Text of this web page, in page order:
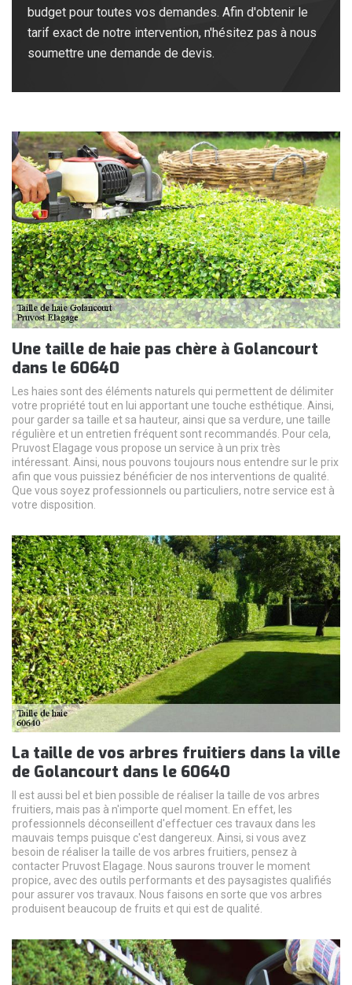
budget pour toutes vos demandes. Afin d'obtenir le
tarif exact de notre intervention, n'hésitez pas à nous
soumettre une demande de devis.
Une taille de haie pas chère à Golancourt
dans le 60640
Les haies sont des éléments naturels qui permettent de délimiter
votre propriété tout en lui apportant une touche esthétique. Ainsi,
pour garder sa taille et sa hauteur, ainsi que sa verdure, une taille
régulière et un entretien fréquent sont recommandés. Pour cela,
Pruvost Elagage vous propose un service à un prix très
intéressant. Ainsi, nous pouvons toujours nous entendre sur le prix
afin que vous puissiez bénéficier de nos interventions de qualité.
Que vous soyez professionnels ou particuliers, notre service est à
votre disposition.
La taille de vos arbres fruitiers dans la ville
de Golancourt dans le 60640
Il est aussi bel et bien possible de réaliser la taille de vos arbres
fruitiers, mais pas à n'importe quel moment. En effet, les
professionnels déconseillent d'effectuer ces travaux dans les
mauvais temps puisque c'est dangereux. Ainsi, si vous avez
besoin de réaliser la taille de vos arbres fruitiers, pensez à
contacter Pruvost Elagage. Nous saurons trouver le moment
propice, avec des outils performants et des paysagistes qualifiés
pour assurer vos travaux. Nous faisons en sorte que vos arbres
produisent beaucoup de fruits et qui est de qualité.